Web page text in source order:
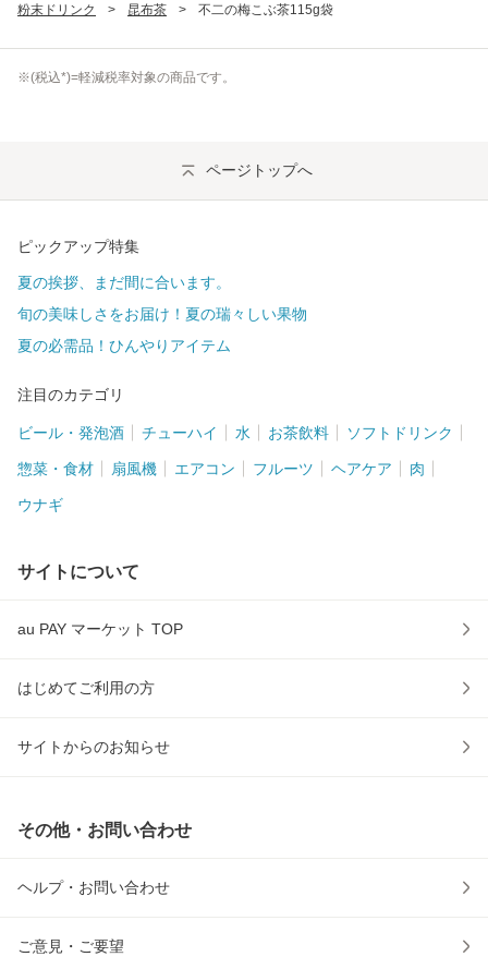
粉末ドリンク
> 昆布茶 > 不二の梅こぶ茶115g袋
※(税込*)=軽減税率対象の商品です。
ページトップへ
ピックアップ特集
夏の挨拶、まだ間に合います。
旬の美味しさをお届け！夏の瑞々しい果物
夏の必需品！ひんやりアイテム
注目のカテゴリ
ビール・発泡酒 チューハイ 水 お茶飲料 ソフトドリンク
惣菜・食材 扇風機 エアコン フルーツ ヘアケア 肉
ウナギ
サイトについて
au PAY マーケット TOP
はじめてご利用の方
サイトからのお知らせ
その他・お問い合わせ
ヘルプ・お問い合わせ
ご意見・ご要望